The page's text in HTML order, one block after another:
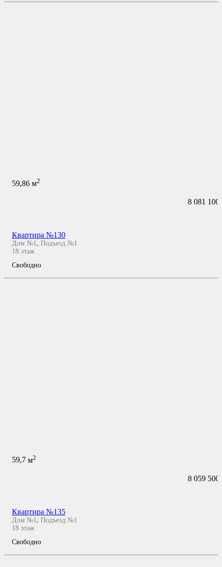
59,86 м2
8 081 100
Квартира №130
Дом №1, Подъезд №1
18 этаж
Свободно
59,7 м2
8 059 500
Квартира №135
Дом №1, Подъезд №1
18 этаж
Свободно